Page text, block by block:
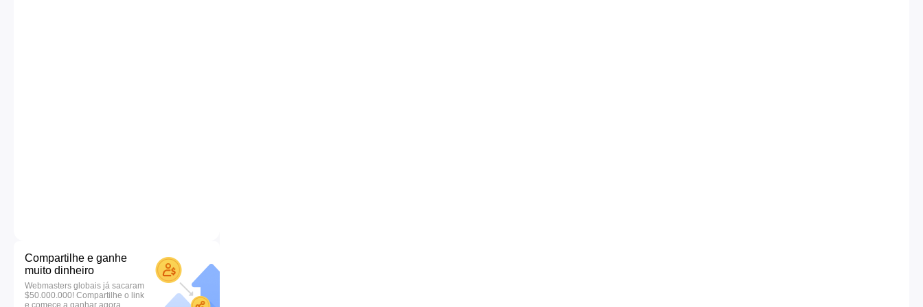
Compartilhe e ganhe
muito dinheiro
Webmasters globais já sacaram
$50.000.000! Compartilhe o link
e comece a ganhar agora.